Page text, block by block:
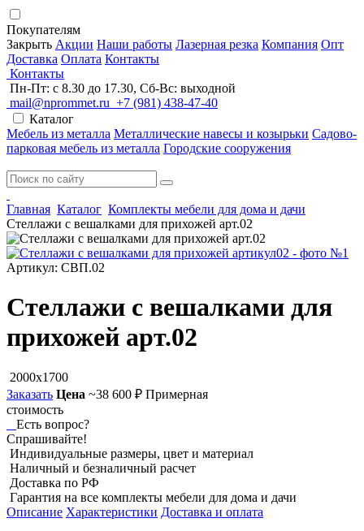
Покупателям
Закрыть Акции Наши работы Лазерная резка Компания Опт
Доставка Оплата Контакты
Контакты
Пн-Пт: с 8.30 до 17.30, Сб-Вс: выходной
mail@nprommet.ru +7 (981) 438-47-40
Каталог
Мебель из металла Металлические навесы и козырьки Садово-
парковая мебель из металла Городские сооружения
Главная Каталог Комплекты мебели для дома и дачи
Стеллажи с вешалками для прихожей арт.02
Артикул: СВП.02
Стеллажи с вешалками для
прихожей арт.02
2000x1700
Заказать Цена ~38 600 ₽ Примерная
стоимость
Есть вопрос?
Спрашивайте!
Индивидуальные размеры, цвет и материал
Наличный и безналичный расчет
Доставка по РФ
Гарантия на все комплекты мебели для дома и дачи
Описание Характеристики Доставка и оплата